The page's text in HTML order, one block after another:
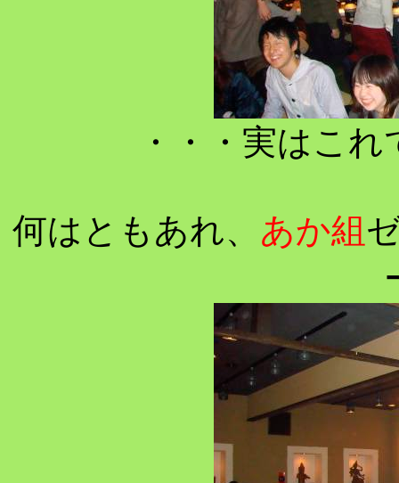
・・・実はこ
何はともあれ、 あか組